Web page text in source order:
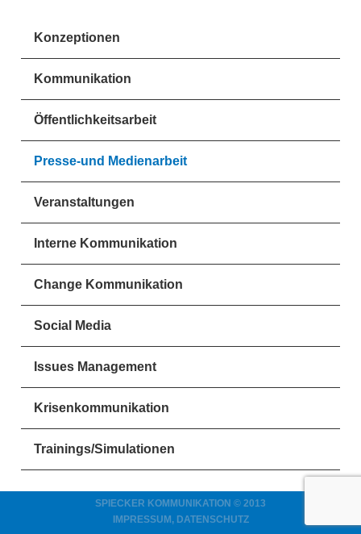
Konzeptionen
Kommunikation
Öffentlichkeitsarbeit
Presse-und Medienarbeit
Veranstaltungen
Interne Kommunikation
Change Kommunikation
Social Media
Issues Management
Krisenkommunikation
Trainings/Simulationen
SPIECKER KOMMUNIKATION © 2013
IMPRESSUM, DATENSCHUTZ